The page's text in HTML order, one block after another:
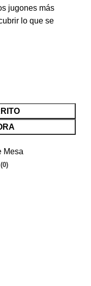
jugones más
lo que se
Mesa